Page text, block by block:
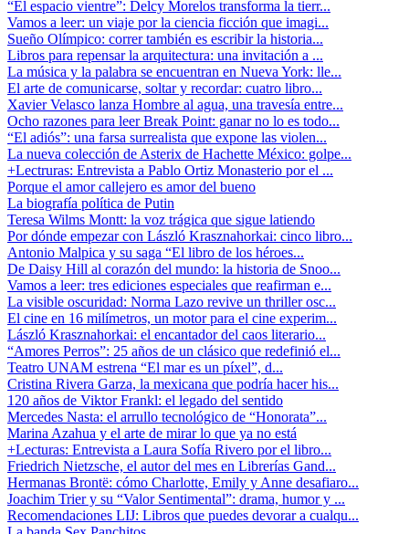
“El espacio vientre”: Delcy Morelos transforma la tierr...
Vamos a leer: un viaje por la ciencia ficción que imagi...
Sueño Olímpico: correr también es escribir la historia...
Libros para repensar la arquitectura: una invitación a ...
La música y la palabra se encuentran en Nueva York: lle...
El arte de comunicarse, soltar y recordar: cuatro libro...
Xavier Velasco lanza Hombre al agua, una travesía entre...
Ocho razones para leer Break Point: ganar no lo es todo...
“El adiós”: una farsa surrealista que expone las violen...
La nueva colección de Asterix de Hachette México: golpe...
+Lectruras: Entrevista a Pablo Ortiz Monasterio por el ...
Porque el amor callejero es amor del bueno
La biografía política de Putin
Teresa Wilms Montt: la voz trágica que sigue latiendo
Por dónde empezar con László Krasznahorkai: cinco libro...
Antonio Malpica y su saga “El libro de los héroes...
De Daisy Hill al corazón del mundo: la historia de Snoo...
Vamos a leer: tres ediciones especiales que reafirman e...
La visible oscuridad: Norma Lazo revive un thriller osc...
El cine en 16 milímetros, un motor para el cine experim...
László Krasznahorkai: el encantador del caos literario...
“Amores Perros”: 25 años de un clásico que redefinió el...
Teatro UNAM estrena “El mar es un píxel”, d...
Cristina Rivera Garza, la mexicana que podría hacer his...
120 años de Viktor Frankl: el legado del sentido
Mercedes Nasta: el arrullo tecnológico de “Honorata”...
Marina Azahua y el arte de mirar lo que ya no está
+Lecturas: Entrevista a Laura Sofía Rivero por el libro...
Friedrich Nietzsche, el autor del mes en Librerías Gand...
Hermanas Brontë: cómo Charlotte, Emily y Anne desafiaro...
Joachim Trier y su “Valor Sentimental”: drama, humor y ...
Recomendaciones LIJ: Libros que puedes devorar a cualqu...